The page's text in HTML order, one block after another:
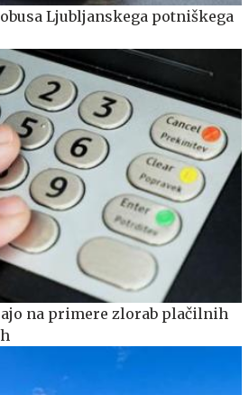
Ljubljanskega potniškega
na primere zlorab plačilnih